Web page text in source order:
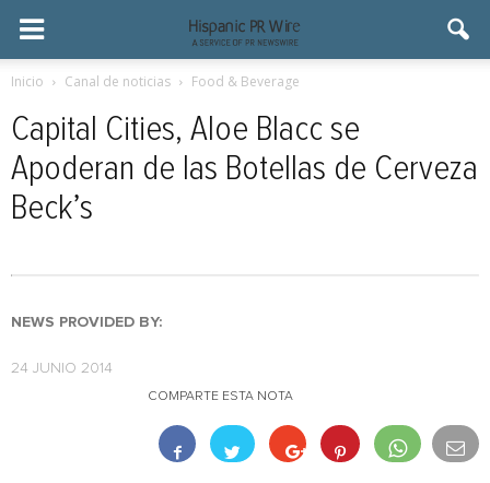
Inicio Canal de noticias Food & Beverage
Capital Cities, Aloe Blacc se
Apoderan de las Botellas de Cerveza
Beck’s
NEWS PROVIDED BY:
24 JUNIO 2014
COMPARTE ESTA NOTA